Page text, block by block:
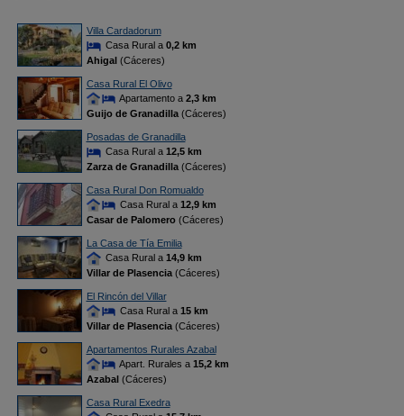
Villa Cardadorum
Casa Rural a 0,2 km
Ahigal(Cáceres)
Casa Rural El Olivo
Apartamento a 2,3 km
Guijo de Granadilla(Cáceres)
Posadas de Granadilla
Casa Rural a 12,5 km
Zarza de Granadilla(Cáceres)
Casa Rural Don Romualdo
Casa Rural a 12,9 km
Casar de Palomero(Cáceres)
La Casa de Tía Emilia
Casa Rural a 14,9 km
Villar de Plasencia(Cáceres)
El Rincón del Villar
Casa Rural a 15 km
Villar de Plasencia(Cáceres)
Apartamentos Rurales Azabal
Apart. Rurales a 15,2 km
Azabal(Cáceres)
Casa Rural Exedra